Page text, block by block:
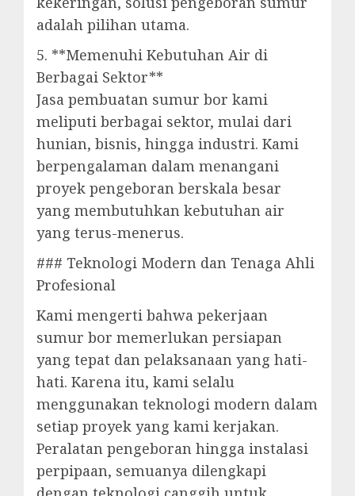
adalah pilihan utama.
5. **Memenuhi Kebutuhan Air di
Berbagai Sektor**
Jasa pembuatan sumur bor kami
meliputi berbagai sektor, mulai dari
hunian, bisnis, hingga industri. Kami
berpengalaman dalam menangani
proyek pengeboran berskala besar
yang membutuhkan kebutuhan air
yang terus-menerus.
### Teknologi Modern dan Tenaga Ahli
Profesional
Kami mengerti bahwa pekerjaan
sumur bor memerlukan persiapan
yang tepat dan pelaksanaan yang hati-
hati. Karena itu, kami selalu
menggunakan teknologi modern dalam
setiap proyek yang kami kerjakan.
Peralatan pengeboran hingga instalasi
perpipaan, semuanya dilengkapi